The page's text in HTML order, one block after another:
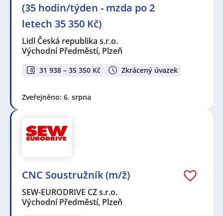
(35 hodin/týden - mzda po 2
letech 35 350 Kč)
Lidl Česká republika s.r.o.
Východní Předměstí, Plzeň
31 938 – 35 350 Kč Zkrácený úvazek
Zveřejněno: 6. srpna
CNC Soustružník (m/ž)
SEW-EURODRIVE CZ s.r.o.
Východní Předměstí, Plzeň